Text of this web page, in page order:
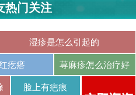
热门关注
湿疹是怎么引起的
疙瘩 荨麻疹怎么治疗好
脸上有疤痕